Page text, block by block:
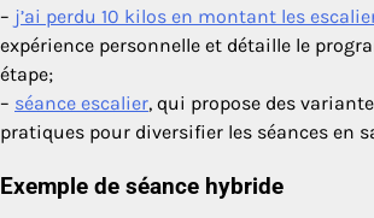
– j’ai perdu 10 kilos en montant les
expérience personnelle et détaille le
étape;
– séance escalier, qui propose des
pratiques pour diversifier les séances en
Exemple de séance hybride